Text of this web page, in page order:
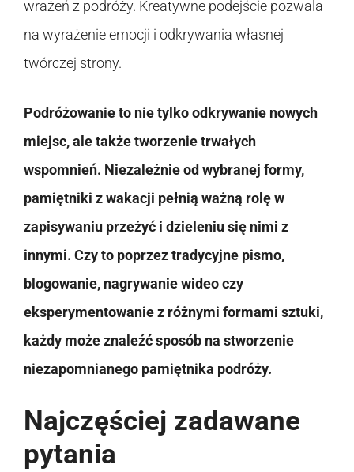
wrażeń z podróży. Kreatywne podejście pozwala
na wyrażenie emocji i odkrywania własnej
twórczej strony.
Podróżowanie to nie tylko odkrywanie nowych
miejsc, ale także tworzenie trwałych
wspomnień. Niezależnie od wybranej formy,
pamiętniki z wakacji pełnią ważną rolę w
zapisywaniu przeżyć i dzieleniu się nimi z
innymi. Czy to poprzez tradycyjne pismo,
blogowanie, nagrywanie wideo czy
eksperymentowanie z różnymi formami sztuki,
każdy może znaleźć sposób na stworzenie
niezapomnianego pamiętnika podróży.
Najczęściej zadawane
pytania